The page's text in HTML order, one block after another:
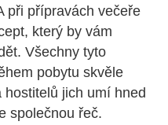
při přípravách večeře
který by vám
Všechny tyto
pobytu skvěle
jich umí hned
společnou řeč.